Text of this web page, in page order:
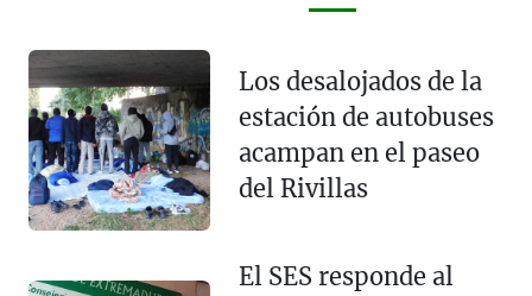
Los desalojados de la
estación de autobuses
acampan en el paseo
del Rivillas
El SES responde al